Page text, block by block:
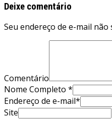
Post
Deixe comentário
Seu endereço de e-mail
Comentário
Nome Completo *
Endereço de e-mail*
Site